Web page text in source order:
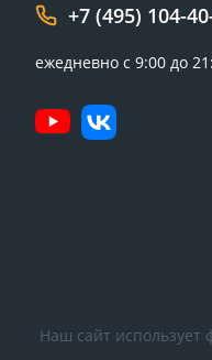
+7 (495) 104-
ежедневно с 9:00 до
Наш сайт использует